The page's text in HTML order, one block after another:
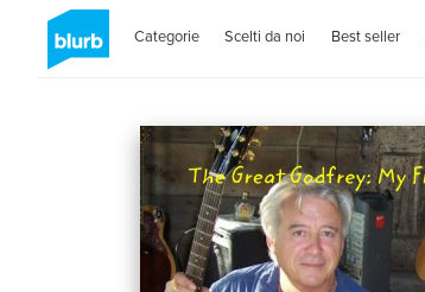
Categorie Scelti da noi Best seller